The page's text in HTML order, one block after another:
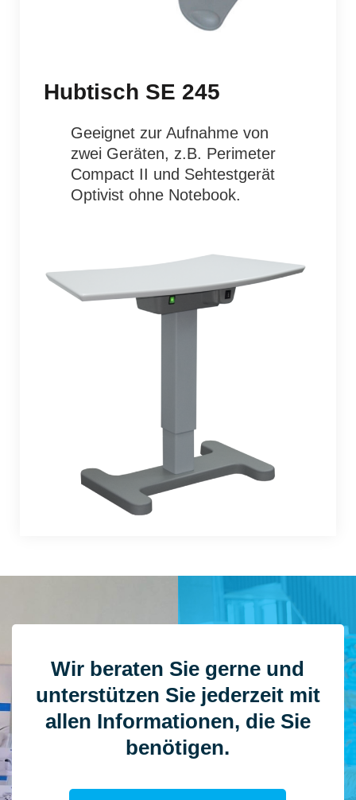
Hubtisch SE 245
Geeignet zur Aufnahme von
zwei Geräten, z.B. Perimeter
Compact II und Sehtestgerät
Optivist ohne Notebook.
Wir beraten Sie gerne und
unterstützen Sie jederzeit mit
allen Informationen, die Sie
benötigen.